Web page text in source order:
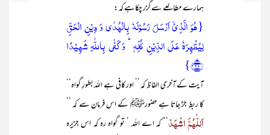
ہمارے مطالعے سے گزر چکاہے کہ :
{ہُوَ الَّذِیۡۤ اَرۡسَلَ رَسُوۡلَہٗ بِالۡہُدٰی وَ دِیۡنِ الۡحَقِّ
لِیُظۡہِرَہٗ عَلَی الدِّیۡنِ کُلِّہٖ ؕ وَ کَفٰی بِاللّٰہِ شَہِیۡدًا
﴿ؕ۲۸﴾}
آیت کے آخری الفاظ کہ ’’ اور کافی ہے اللہ بطورِ گواہ‘‘
کا ربط جڑ جاتا ہے حضورﷺ کے اس فرمان سے کہ ’’
اَللّٰہُمَّ اشْہَدْ ‘‘ کہ اے اللہ ‘ تو گواہ رہ کہ اس جزیرہ